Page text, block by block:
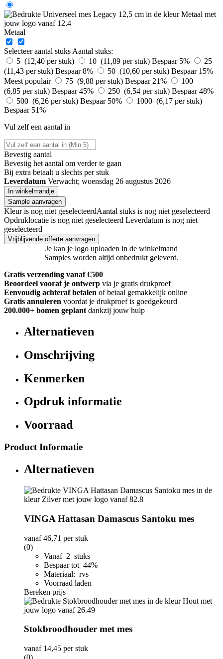
Metaal
Selecteer aantal stuks Aantal stuks:
5 (12,40 per stuk)
10 (11,89 per stuk) Bespaar 5%
25
(11,43 per stuk) Bespaar 8% 50 (10,60 per stuk) Bespaar 15%
Meest populair
75 (9,88 per stuk) Bespaar 21%
100
(6,85 per stuk) Bespaar 45% 250 (6,54 per stuk) Bespaar 48%
500 (6,26 per stuk) Bespaar 50%
1000 (6,17 per stuk)
Bespaar 51%
Vul zelf een aantal in
Bevestig aantal
Bevestig het aantal om verder te gaan
Bij extra betaalt u slechts per stuk
Leverdatum Verwacht; woensdag 26 augustus 2026
In winkelmandje
Sample aanvragen
Kleur is nog niet geselecteerdAantal stuks is nog niet geselecteerd
Opdruklocatie is nog niet geselecteerd Leverdatum is nog niet
geselecteerd
Vrijblijvende offerte aanvragen
Je kan je logo uploaden in de winkelmand
Samples worden altijd onbedrukt geleverd.
Gratis verzending vanaf €500
Beoordeel vooraf je ontwerp via je gratis drukproef
Eenvoudig achteraf betalen of betaal gemakkelijk online
Gratis annuleren voordat je drukproef is goedgekeurd
200.000+ bomen geplant dankzij jouw hulp
Alternatieven
Omschrijving
Kenmerken
Opdruk informatie
Voorraad
Product Informatie
Alternatieven
VINGA Hattasan Damascus Santoku mes
vanaf46,71 per stuk
(0)
Vanaf 2 stuks
Bespaar tot 44%
Materiaal: rvs
Voorraad laden
Bereken prijs
Stokbroodhouder met mes
vanaf 14,45 per stuk
(0)